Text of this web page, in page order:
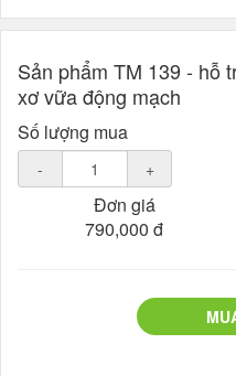
Sản phẩm TM 139 - hỗ
xơ vữa động mạch
Số lượng mua
- +
Đơn giá
790,000 đ